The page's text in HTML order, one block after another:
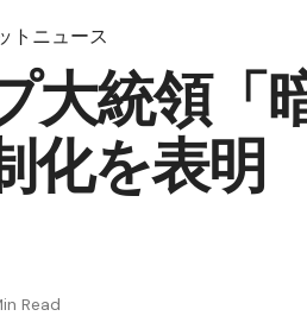
トニュース
大統領
化を表明
Read